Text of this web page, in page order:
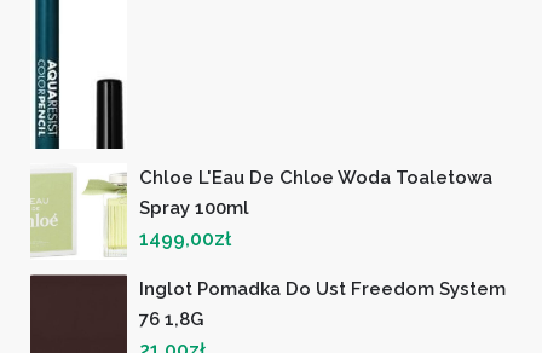
Chloe L'Eau De Chloe Woda Toaletowa
Spray 100ml
1499,00zł
Inglot Pomadka Do Ust Freedom System
76 1,8G